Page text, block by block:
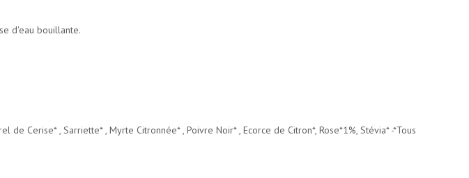
d'eau bouillante.
de Cerise* , Sarriette* , Myrte Citronnée* , Poivre Noir* , Ecorce de Citron*, Rose*1%, Stévia* -*Tous